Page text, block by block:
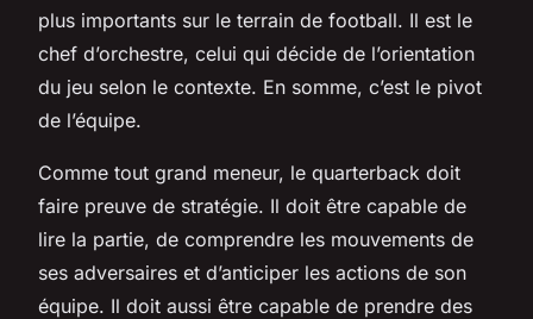
plus importants sur le terrain de football. Il est le
chef d’orchestre, celui qui décide de l’orientation
du jeu selon le contexte. En somme, c’est le pivot
de l’équipe.
Comme tout grand meneur, le quarterback doit
faire preuve de stratégie. Il doit être capable de
lire la partie, de comprendre les mouvements de
ses adversaires et d’anticiper les actions de son
équipe. Il doit aussi être capable de prendre des